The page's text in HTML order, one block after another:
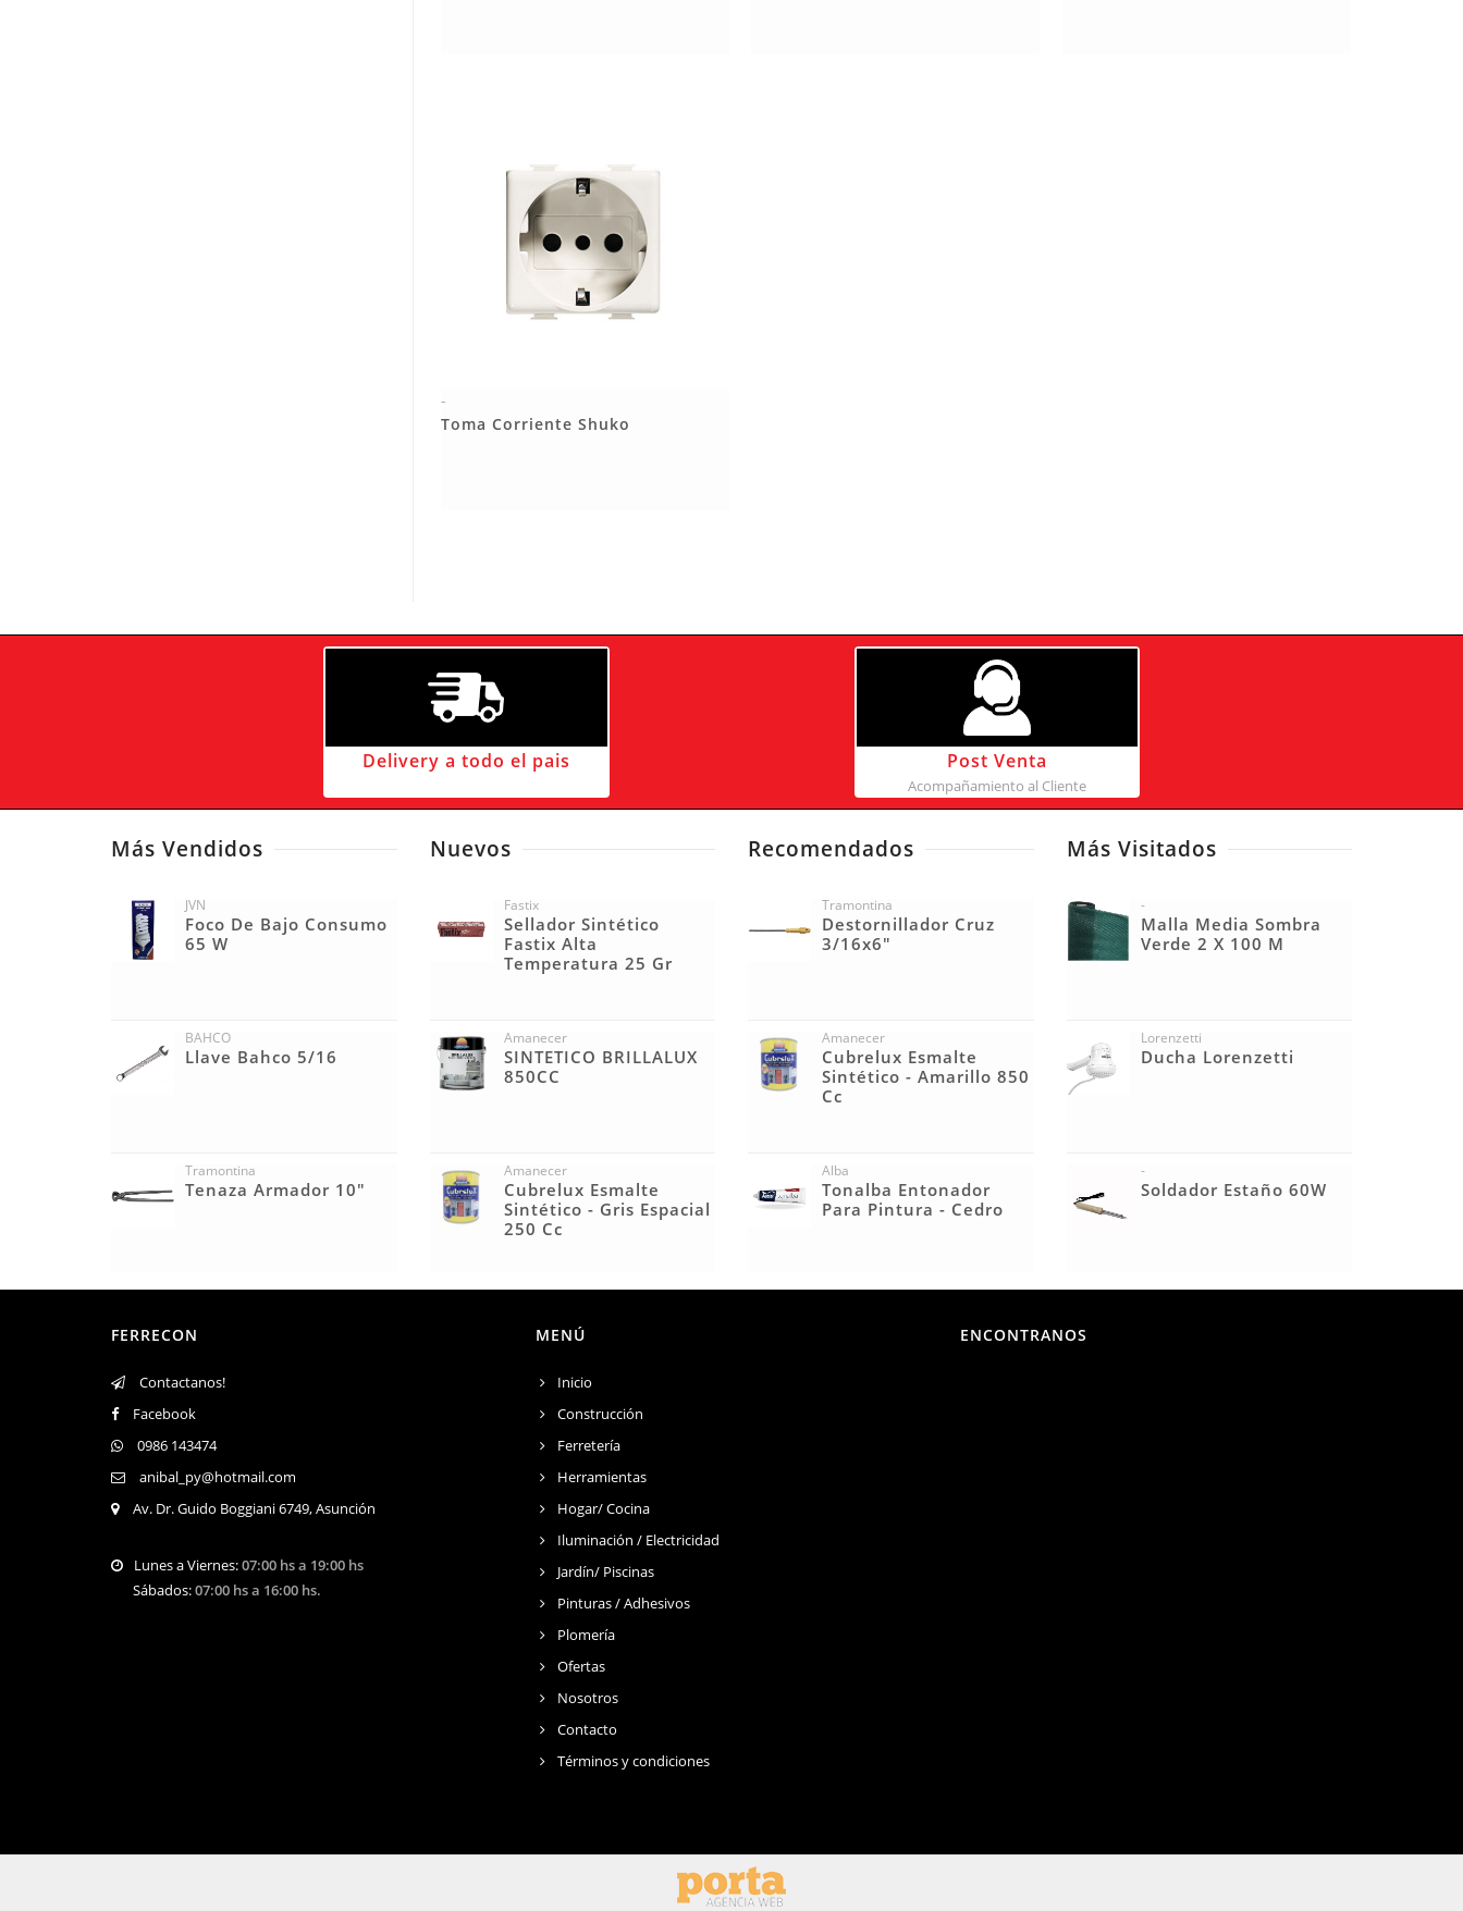
Más Detalles
-
Toma Corriente Shuko
Delivery a todo el pais Post Venta
Acompañamiento al Cliente
Más Vendidos
JVN
Foco De Bajo Consumo
65 W
BAHCO
Llave Bahco 5/16
Tramontina
Tenaza Armador 10"
Nuevos
Fastix
Sellador Sintético
Fastix Alta
Temperatura 25 Gr
Amanecer
SINTETICO BRILLALUX
850CC
Amanecer
Cubrelux Esmalte
Sintético - Gris Espacial
250 Cc
Recomendados
Tramontina
Destornillador Cruz
3/16x6"
Amanecer
Cubrelux Esmalte
Sintético - Amarillo 850
Cc
Alba
Tonalba Entonador
Para Pintura - Cedro
Más Visitados
-
Malla Media Sombra
Verde 2 X 100 M
Lorenzetti
Ducha Lorenzetti
-
Soldador Estaño 60W
FERRECON
Contactanos!
Facebook
0986 143474
anibal_py@hotmail.com
Av. Dr. Guido Boggiani 6749, Asunción
Lunes a Viernes:07:00 hs a 19:00 hs
Sábados:07:00 hs a 16:00 hs.
MENÚ
Inicio
Construcción
Ferretería
Herramientas
Hogar/ Cocina
Iluminación / Electricidad
Jardín/ Piscinas
Pinturas / Adhesivos
Plomería
Ofertas
Nosotros
Contacto
Términos y condiciones
ENCONTRANOS